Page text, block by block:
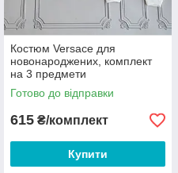
Костюм Versace для
новонароджених, комплект
на 3 предмети
Готово до відправки
615 ₴/комплект
Купити